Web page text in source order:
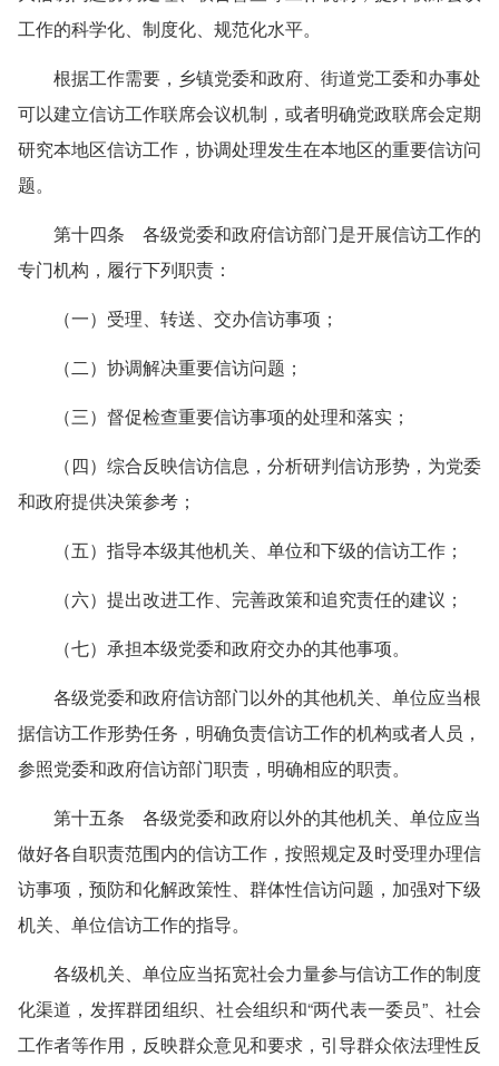
工作的科学化、制度化、规范化水平。
根据工作需要，乡镇党委和政府、街道党工委和办事处
可以建立信访工作联席会议机制，或者明确党政联席会定期
研究本地区信访工作，协调处理发生在本地区的重要信访问
题。
第十四条 各级党委和政府信访部门是开展信访工作的
专门机构，履行下列职责：
（一）受理、转送、交办信访事项；
（二）协调解决重要信访问题；
（三）督促检查重要信访事项的处理和落实；
（四）综合反映信访信息，分析研判信访形势，为党委
和政府提供决策参考；
（五）指导本级其他机关、单位和下级的信访工作；
（六）提出改进工作、完善政策和追究责任的建议；
（七）承担本级党委和政府交办的其他事项。
各级党委和政府信访部门以外的其他机关、单位应当根
据信访工作形势任务，明确负责信访工作的机构或者人员，
参照党委和政府信访部门职责，明确相应的职责。
第十五条 各级党委和政府以外的其他机关、单位应当
做好各自职责范围内的信访工作，按照规定及时受理办理信
访事项，预防和化解政策性、群体性信访问题，加强对下级
机关、单位信访工作的指导。
各级机关、单位应当拓宽社会力量参与信访工作的制度
化渠道，发挥群团组织、社会组织和“两代表一委员”、社会
工作者等作用，反映群众意见和要求，引导群众依法理性反